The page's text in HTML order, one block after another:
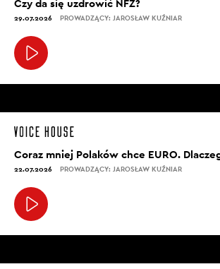
Czy da się uzdrowić NFZ?
29.07.2026 PROWADZĄCY: JAROSŁAW KUŹNIAR
Coraz mniej Polaków chce EURO.
22.07.2026 PROWADZĄCY: JAROSŁAW KUŹNIAR